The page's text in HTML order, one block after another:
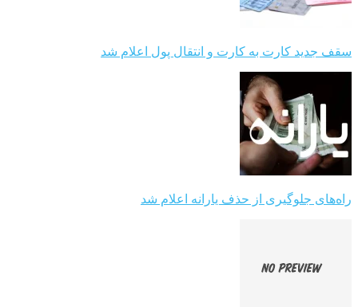
سقف جدید کارت به کارت و انتقال پول اعلام شد
راه‌های جلوگیری از حذف یارانه اعلام شد